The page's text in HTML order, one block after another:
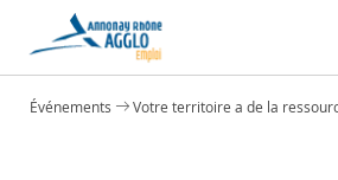
Événements Votre territoire a de la